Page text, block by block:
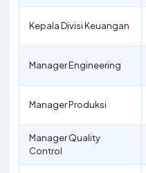
Kepala Divisi Keuangan
Manager Engineering
Manager Produksi
Manager Quality
Control